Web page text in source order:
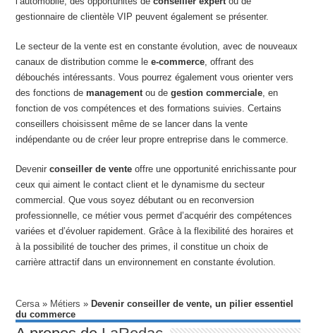
gestionnaire de clientèle VIP peuvent également se présenter.
Le secteur de la vente est en constante évolution, avec de nouveaux
canaux de distribution comme lee-commerce, offrant des
débouchés intéressants. Vous pourrez également vous orienter vers
des fonctions demanagementou degestion commerciale, en
fonction de vos compétences et des formations suivies. Certains
conseillers choisissent même de se lancer dans la vente
indépendante ou de créer leur propre entreprise dans le commerce.
Devenirconseiller de vente offre une opportunité enrichissante pour
ceux qui aiment le contact client et le dynamisme du secteur
commercial. Que vous soyez débutant ou en reconversion
professionnelle, ce métier vous permet d’acquérir des compétences
variées et d’évoluer rapidement. Grâce à la flexibilité des horaires et
à la possibilité de toucher des primes, il constitue un choix de
carrière attractif dans un environnement en constante évolution.
Cersa» Métiers » Devenir conseiller de vente, un pilier essentiel
du commerce